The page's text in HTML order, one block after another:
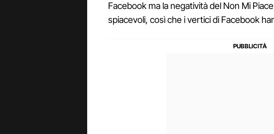
Facebook ma la negatività del Non Mi
spiacevoli, così che i vertici di Facebook